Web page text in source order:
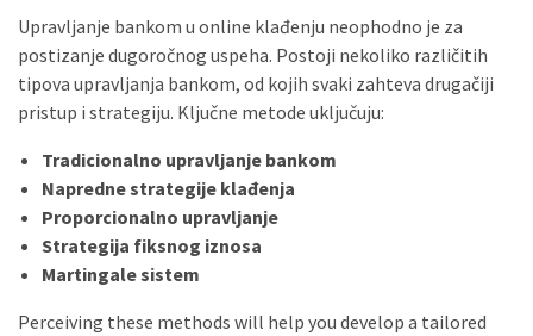
Upravljanje bankom u online klađenju neophodno je za
postizanje dugoročnog uspeha. Postoji nekoliko različitih
tipova upravljanja bankom, od kojih svaki zahteva drugačiji
pristup i strategiju. Ključne metode uključuju:
Tradicionalno upravljanje bankom
Napredne strategije klađenja
Proporcionalno upravljanje
Strategija fiksnog iznosa
Martingale sistem
Perceiving these methods will help you develop a tailored